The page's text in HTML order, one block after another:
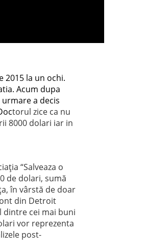
2015 la un ochi.
Acum dupa
a decis
torul zice ca nu
8000 dolari iar in
“Salveaza o
de dolari, sumă
în vârstă de doar
din Detroit
dintre cei mai buni
vor reprezenta
post-